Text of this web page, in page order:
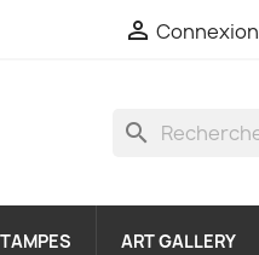
 Connexion
search
ART GALLERY